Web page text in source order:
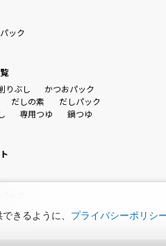
ック
りぶし
かつおパック
だしの素
だしパック
専用つゆ
鍋つゆ
きるように、 プライバシーポリシ